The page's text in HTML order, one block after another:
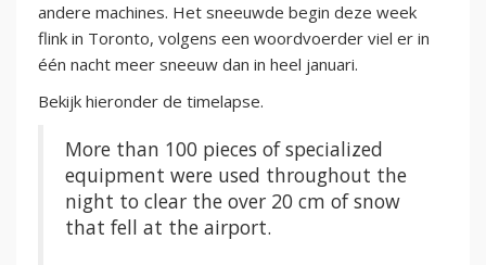
andere machines. Het sneeuwde begin deze week
flink in Toronto, volgens een woordvoerder viel er in
één nacht meer sneeuw dan in heel januari.
Bekijk hieronder de timelapse.
More than 100 pieces of specialized
equipment were used throughout the
night to clear the over 20 cm of snow
that fell at the airport.